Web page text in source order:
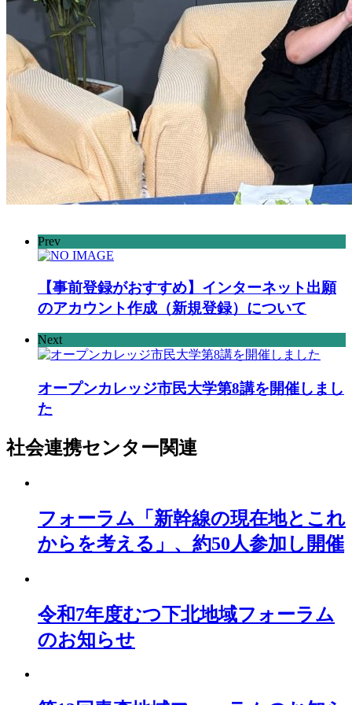
Prev
【事前登録がおすすめ】インターネット出願
のアカウント作成（新規登録）について
Next
オープンカレッジ市民大学第8講を開催しまし
た
社会連携センター関連
フォーラム「新幹線の現在地とこれ
からを考える」、約50人参加し開催
令和7年度むつ下北地域フォーラム
のお知らせ